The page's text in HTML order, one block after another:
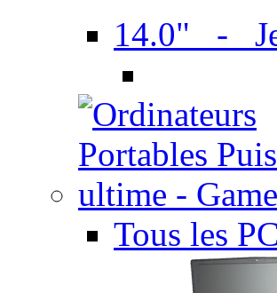
14.0" -
Tous les